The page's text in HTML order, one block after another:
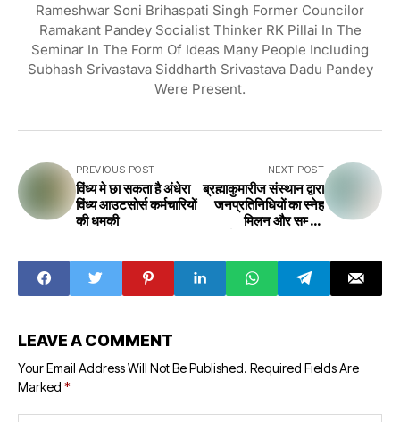
Rameshwar Soni Brihaspati Singh Former Councilor
Ramakant Pandey Socialist Thinker RK Pillai In The
Seminar In The Form Of Ideas Many People Including
Subhash Srivastava Siddharth Srivastava Dadu Pandey
Were Present.
PREVIOUS POST
विंध्य मे छा सकता है अंधेरा
विंध्य आउटसोर्स कर्मचारियों
की धमकी
NEXT POST
ब्रह्माकुमारीज संस्थान द्वारा
जनप्रतिनिधियों का स्नेह
मिलन और सम्मान
LEAVE A COMMENT
Your Email Address Will Not Be Published. Required Fields Are
Marked *